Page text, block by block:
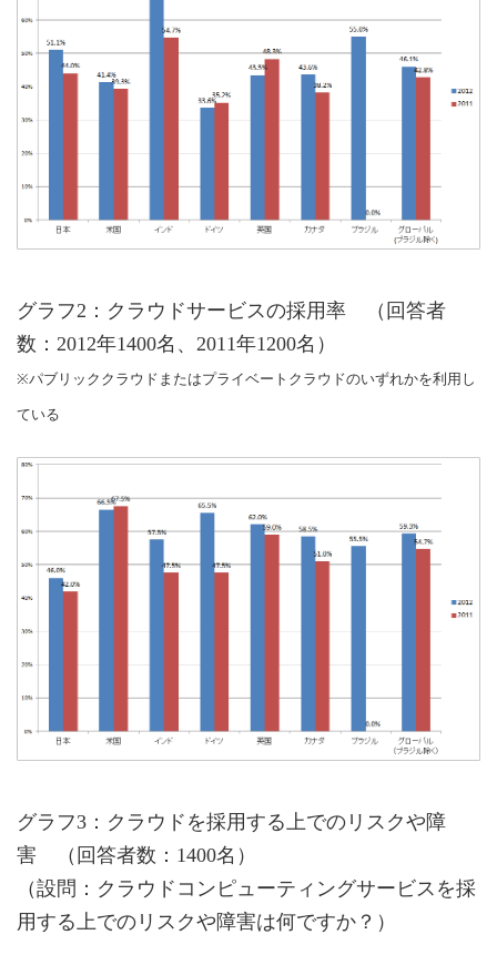
グラフ2：クラウドサービスの採用率 （回答者
数：2012年1400名、2011年1200名）
※パブリッククラウドまたはプライベートクラウドのいずれかを利用し
ている
グラフ3：クラウドを採用する上でのリスクや障
害 （回答者数：1400名）
（設問：クラウドコンピューティングサービスを採
用する上でのリスクや障害は何ですか？）